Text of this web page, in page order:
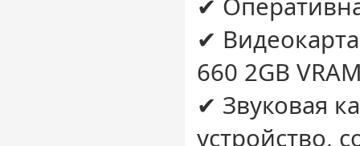
✔
✔
660 2GB
✔ Звуковая
устройство,